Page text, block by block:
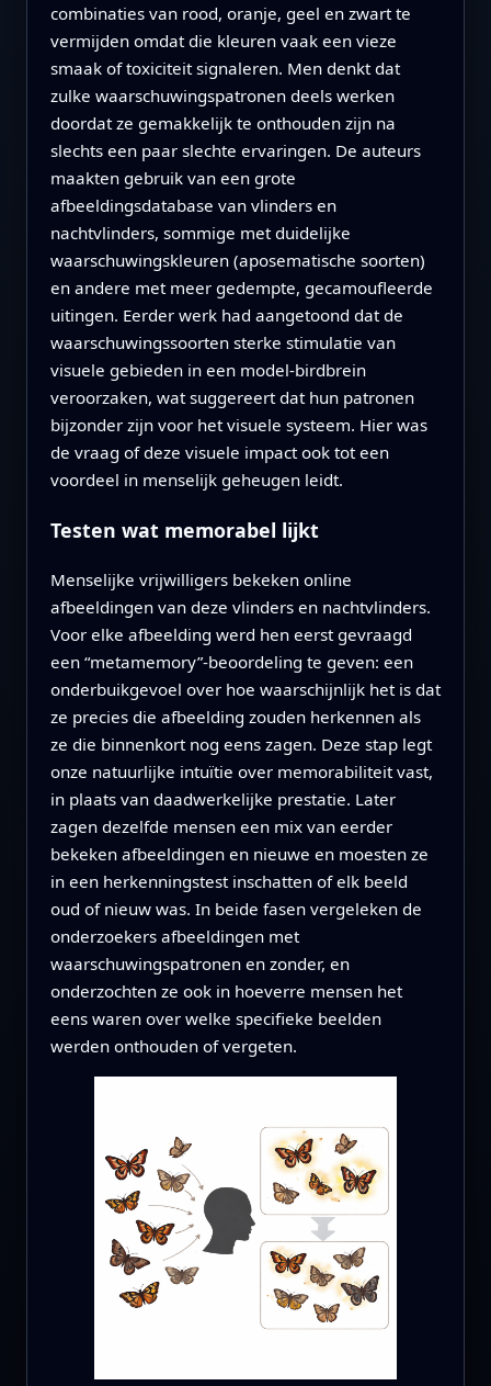
combinaties van rood, oranje, geel en zwart te
vermijden omdat die kleuren vaak een vieze
smaak of toxiciteit signaleren. Men denkt dat
zulke waarschuwingspatronen deels werken
doordat ze gemakkelijk te onthouden zijn na
slechts een paar slechte ervaringen. De auteurs
maakten gebruik van een grote
afbeeldingsdatabase van vlinders en
nachtvlinders, sommige met duidelijke
waarschuwingskleuren (aposematische soorten)
en andere met meer gedempte, gecamoufleerde
uitingen. Eerder werk had aangetoond dat de
waarschuwingssoorten sterke stimulatie van
visuele gebieden in een model-birdbrein
veroorzaken, wat suggereert dat hun patronen
bijzonder zijn voor het visuele systeem. Hier was
de vraag of deze visuele impact ook tot een
voordeel in menselijk geheugen leidt.
Testen wat memorabel lijkt
Menselijke vrijwilligers bekeken online
afbeeldingen van deze vlinders en nachtvlinders.
Voor elke afbeelding werd hen eerst gevraagd
een “metamemory”-beoordeling te geven: een
onderbuikgevoel over hoe waarschijnlijk het is dat
ze precies die afbeelding zouden herkennen als
ze die binnenkort nog eens zagen. Deze stap legt
onze natuurlijke intuïtie over memorabiliteit vast,
in plaats van daadwerkelijke prestatie. Later
zagen dezelfde mensen een mix van eerder
bekeken afbeeldingen en nieuwe en moesten ze
in een herkenningstest inschatten of elk beeld
oud of nieuw was. In beide fasen vergeleken de
onderzoekers afbeeldingen met
waarschuwingspatronen en zonder, en
onderzochten ze ook in hoeverre mensen het
eens waren over welke specifieke beelden
werden onthouden of vergeten.